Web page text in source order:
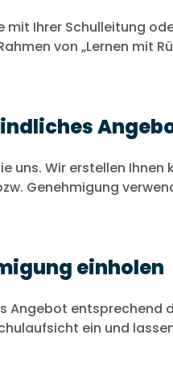
mit Ihrer Schulleitung
von „Lernen mit
uns. Wir erstellen
Genehmigung
einholen
Angebot entsprechend
ein und